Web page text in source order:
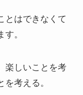
とはできなくて
。
楽しいことを考
考える。